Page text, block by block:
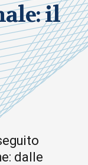
il
dalle